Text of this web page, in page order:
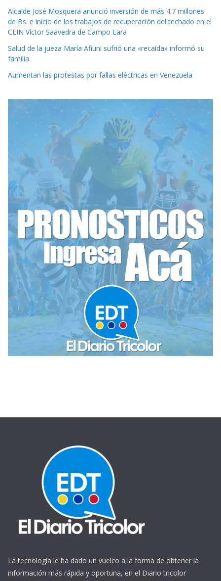
Alcalde José Mosquera anunció inversión de más 4.7 millones
de Bs. e inicio de los trabajos de recuperación del techado en el
CEIN Víctor Saavedra de Campo Lara
Salud de la jueza María Afiuni sufrió una «recaída» informó su
familia
Aumentan las protestas por fallas eléctricas en Venezuela
La tecnología le ha dado un vuelco a la forma de obtener la
información más rápida y oportuna, en el Diario tricolor